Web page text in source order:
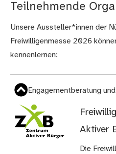
Teilnehmende
Unsere Aussteller*innen der
Freiwilligenmesse 2026
kennenlernen:
Engagementberatung
Aktiver
Die